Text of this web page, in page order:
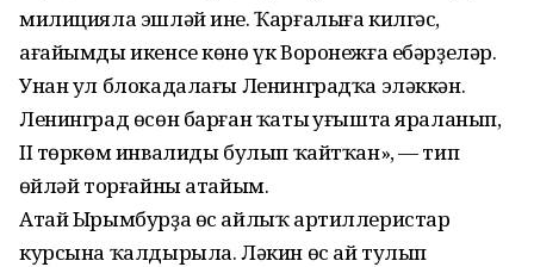
милицияла эшләй ине. Ҡарғалыға килгәс,
ағайымды икенсе көнө үк Воронежға ебәрҙеләр.
Унан ул блокадалағы Ленинградҡа эләккән.
Ленинград өсөн барған ҡаты һуғышта яраланып,
II төркөм инвалиды булып ҡайтҡан», — тип
һөйләй торғайны атайым.
Атай Ырымбурҙа өс айлыҡ артиллеристар
курсына ҡалдырыла. Ләкин өс ай тулып